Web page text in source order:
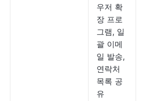
우저 확
장 프로
그램, 일
괄 이메
일 발송,
연락처
목록 공
유